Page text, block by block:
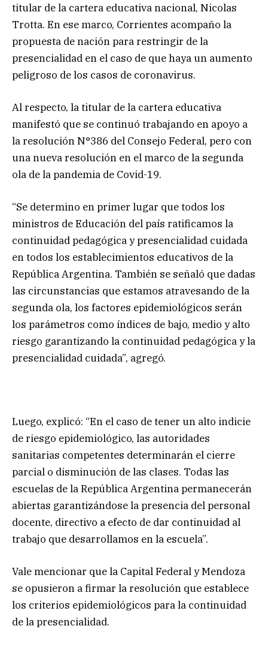
titular de la cartera educativa nacional, Nicolas
Trotta. En ese marco, Corrientes acompaño la
propuesta de nación para restringir de la
presencialidad en el caso de que haya un aumento
peligroso de los casos de coronavirus.
Al respecto, la titular de la cartera educativa
manifestó que se continuó trabajando en apoyo a
la resolución N°386 del Consejo Federal, pero con
una nueva resolución en el marco de la segunda
ola de la pandemia de Covid-19.
“Se determino en primer lugar que todos los
ministros de Educación del país ratificamos la
continuidad pedagógica y presencialidad cuidada
en todos los establecimientos educativos de la
República Argentina. También se señaló que dadas
las circunstancias que estamos atravesando de la
segunda ola, los factores epidemiológicos serán
los parámetros como índices de bajo, medio y alto
riesgo garantizando la continuidad pedagógica y la
presencialidad cuidada”, agregó.
Luego, explicó: “En el caso de tener un alto indicie
de riesgo epidemiológico, las autoridades
sanitarias competentes determinarán el cierre
parcial o disminución de las clases. Todas las
escuelas de la República Argentina permanecerán
abiertas garantizándose la presencia del personal
docente, directivo a efecto de dar continuidad al
trabajo que desarrollamos en la escuela”.
Vale mencionar que la Capital Federal y Mendoza
se opusieron a firmar la resolución que establece
los criterios epidemiológicos para la continuidad
de la presencialidad.